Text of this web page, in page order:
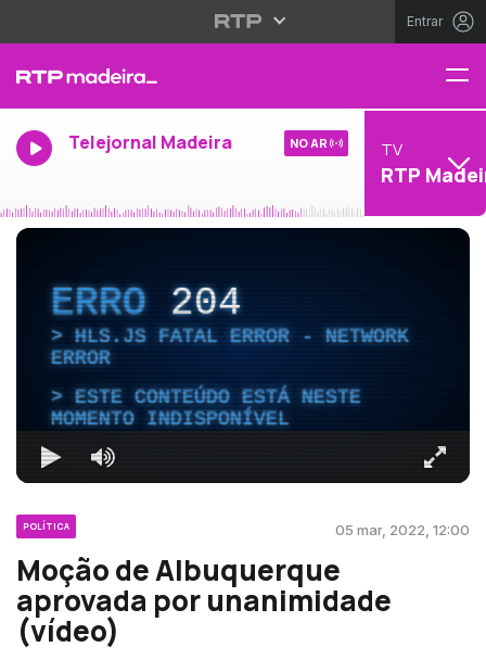
Entrar
Telejornal Madeira NO AR TV
RTP
ERRO204
HLS.JS FATAL ERROR - NETWORK
ERROR
ESTE CONTEÚDO ESTÁ NESTE
MOMENTO INDISPONÍVEL
POLÍTICA 05 mar, 2022, 12:00
Moção de Albuquerque
aprovada por unanimidade
(vídeo)